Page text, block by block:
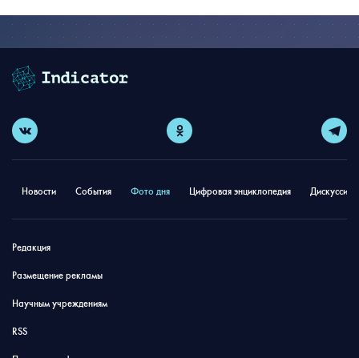
Новости События Фото дня Цифровая энциклопедия
Редакция
Размещение рекламы
Научным учреждениям
RSS